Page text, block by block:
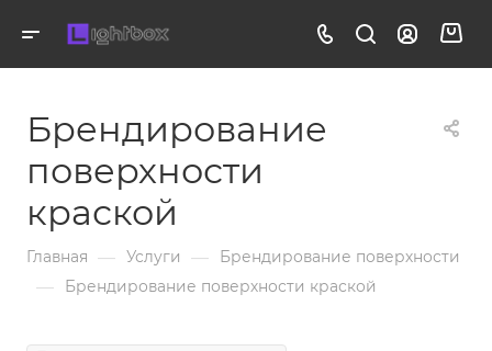
Брендирование
поверхности
краской
Главная — Услуги — Брендирование поверхности
— Брендирование поверхности краской